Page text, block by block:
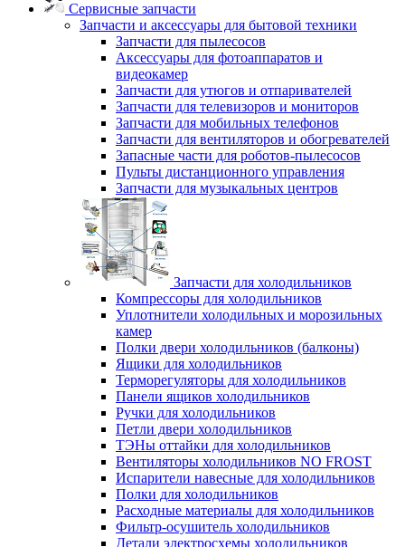
Сервисные запчасти
Запчасти и аксессуары для бытовой техники
Запчасти для пылесосов
Аксессуары для фотоаппаратов и
видеокамер
Запчасти для утюгов и отпаривателей
Запчасти для телевизоров и мониторов
Запчасти для мобильных телефонов
Запчасти для вентиляторов и обогревателей
Запасные части для роботов-пылесосов
Пульты дистанционного управления
Запчасти для музыкальных центров
Запчасти для холодильников
Компрессоры для холодильников
Уплотнители холодильных и морозильных
камер
Полки двери холодильников (балконы)
Ящики для холодильников
Терморегуляторы для холодильников
Панели ящиков холодильников
Ручки для холодильников
Петли двери холодильников
ТЭНы оттайки для холодильников
Вентиляторы холодильников NO FROST
Испарители навесные для холодильников
Полки для холодильников
Расходные материалы для холодильников
Фильтр-осушитель холодильников
Детали электросхемы холодильников